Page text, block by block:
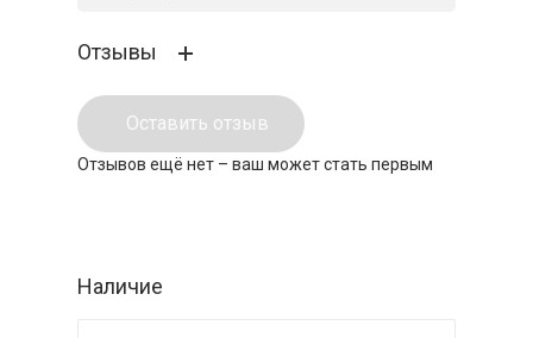
Отзывы
Оставить отзыв
Отзывов ещё нет – ваш может стать первым
Наличие